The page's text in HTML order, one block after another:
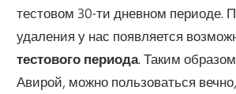
тестовом 30-ти дневном периоде.
удаления у нас появляется
тестового периода. Таким
Авирой, можно пользоваться